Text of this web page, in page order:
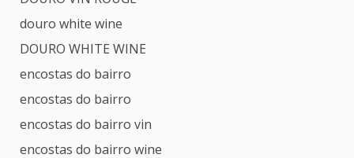
douro white wine
DOURO WHITE WINE
encostas do bairro
encostas do bairro
encostas do bairro vin
encostas do bairro wine